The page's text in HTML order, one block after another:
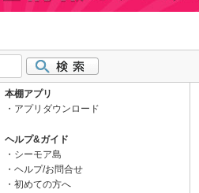
本棚アプリ
アプリダウンロード
ヘルプ&ガイド
シーモア島
ヘルプ/お問合せ
初めての方へ